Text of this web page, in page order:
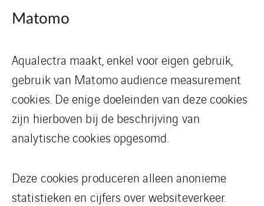
Matomo
Aqualectra maakt, enkel voor eigen gebruik,
gebruik van Matomo audience measurement
cookies. De enige doeleinden van deze cookies
zijn hierboven bij de beschrijving van
analytische cookies opgesomd.
Deze cookies produceren alleen anonieme
statistieken en cijfers over websiteverkeer.